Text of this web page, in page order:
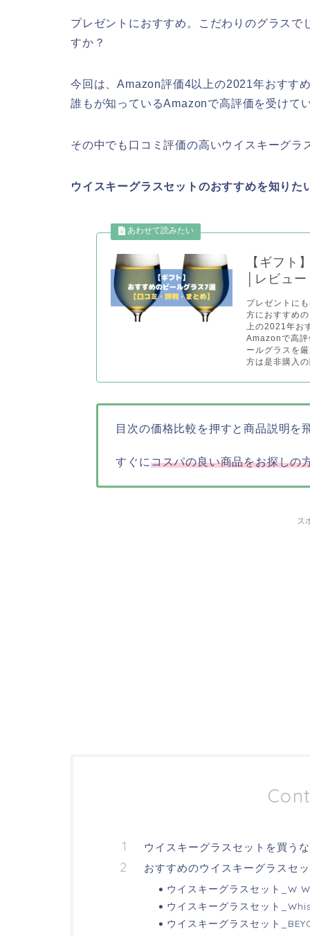
プレゼントにおすすめ。こだわりのグラス
すか？
今回は、Amazon評価4以上の2021年おすす
誰もが知っているAmazonで高評価を受けて
その中でも口コミ評価の高いウイスキーグラ
ウイスキーグラスセットのおすすめを知り
【ギフト
│レビュ
プレゼントに
方におすすめ
上の2021年お
Amazonで高評
ールグラスを
方は是非購入
目次の価格比較を押すと商品説明を
すぐにコスパの良い商品をお探しの
ス
ウイスキーグラスセットを買う
おすすめのウイスキーグラスセ
ウイスキーグラスセット_W
ウイスキーグラスセット
ウイスキーグラスセット